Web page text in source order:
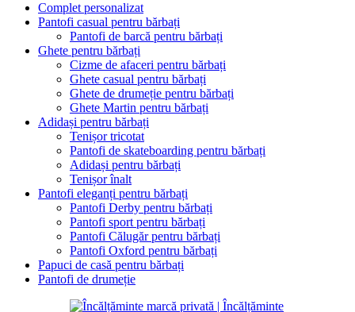
Complet personalizat
Pantofi casual pentru bărbați
Pantofi de barcă pentru bărbați
Ghete pentru bărbați
Cizme de afaceri pentru bărbați
Ghete casual pentru bărbați
Ghete de drumeție pentru bărbați
Ghete Martin pentru bărbați
Adidași pentru bărbați
Tenișor tricotat
Pantofi de skateboarding pentru bărbați
Adidași pentru bărbați
Tenișor înalt
Pantofi eleganți pentru bărbați
Pantofi Derby pentru bărbați
Pantofi sport pentru bărbați
Pantofi Călugăr pentru bărbați
Pantofi Oxford pentru bărbați
Papuci de casă pentru bărbați
Pantofi de drumeție